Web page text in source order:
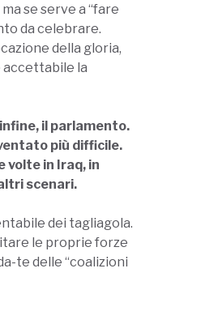
se serve a “fare
da celebrare.
della gloria,
accettabile la
il parlamento.
più difficile.
volte in Iraq, in
scenari.
dei tagliagola.
le proprie forze
te delle “coalizioni